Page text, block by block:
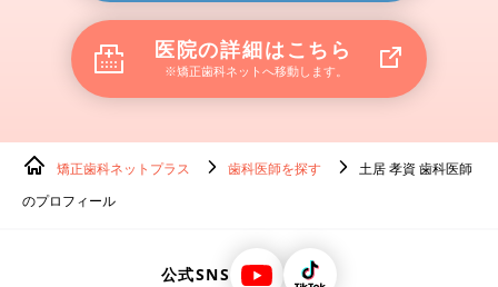
医院の詳細はこちら
※矯正歯科ネットへ移動します。
矯正歯科ネットプラス 歯科医師を探す
土居 孝資 歯科医師
のプロフィール
公式SNS